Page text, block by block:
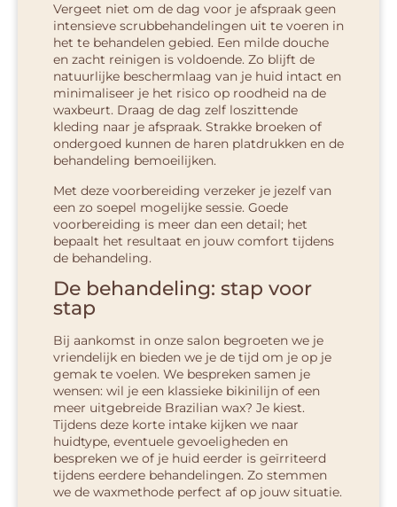
Vergeet niet om de dag voor je afspraak geen
intensieve scrubbehandelingen uit te voeren in
het te behandelen gebied. Een milde douche
en zacht reinigen is voldoende. Zo blijft de
natuurlijke beschermlaag van je huid intact en
minimaliseer je het risico op roodheid na de
waxbeurt. Draag de dag zelf loszittende
kleding naar je afspraak. Strakke broeken of
ondergoed kunnen de haren platdrukken en de
behandeling bemoeilijken.
Met deze voorbereiding verzeker je jezelf van
een zo soepel mogelijke sessie. Goede
voorbereiding is meer dan een detail; het
bepaalt het resultaat en jouw comfort tijdens
de behandeling.
De behandeling: stap voor
stap
Bij aankomst in onze salon begroeten we je
vriendelijk en bieden we je de tijd om je op je
gemak te voelen. We bespreken samen je
wensen: wil je een klassieke bikinilijn of een
meer uitgebreide Brazilian wax? Je kiest.
Tijdens deze korte intake kijken we naar
huidtype, eventuele gevoeligheden en
bespreken we of je huid eerder is geïrriteerd
tijdens eerdere behandelingen. Zo stemmen
we de waxmethode perfect af op jouw situatie.